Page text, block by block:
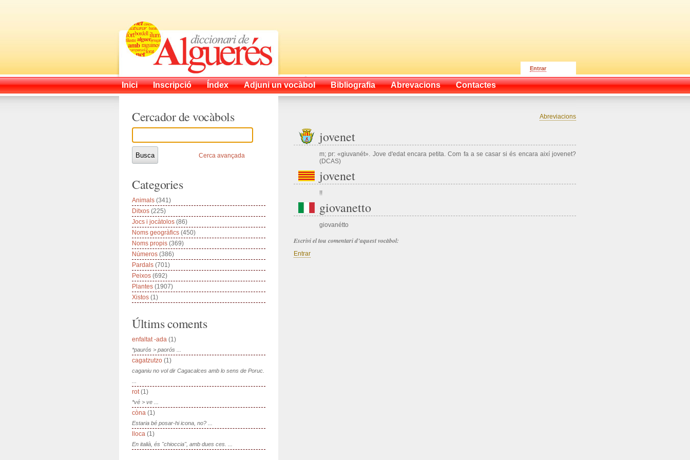
Entrar
Inici Inscripció Índex Adjuni un vocàbol Bibliografia Abrevacions Contactes
Abreviacions
jovenet
m; pr: «giuvanét». Jove d'edat encara petita. Com fa a se casar si és encara així jovenet?
(DCAS)
jovenet
!!
giovanetto
giovanétto
Escrivi el tou comentari d’aquest vocàbol:
Entrar
Cercador de vocàbols
Cerca avançada
Categories
Animals (341)
Ditxos (225)
Jocs i jocàtolos (86)
Noms geogràfics (450)
Noms propis (369)
Números (386)
Pardals (701)
Peixos (692)
Plantes (1907)
Xistos (1)
Últims coments
enfaltat -ada (1)
*paurós > paorós ...
cagatzutzo (1)
caganiu no vol dir Cagacalces amb lo sens de Poruc.
rot(1)
*vé > ve ...
còna (1)
Estaria bé posar-hi icona, no? ...
lloca (1)
En italià, és "chioccia", amb dues ces. ...